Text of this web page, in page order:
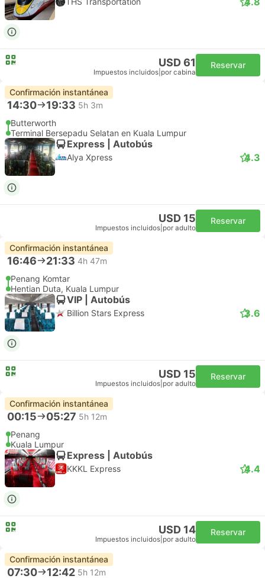
USD 61
Impuestos incluidos por cabina
Reservar
Confirmación instantánea
14:30 19:33 5h 3m
Butterworth
Terminal Bersepadu Selatan en Kuala Lumpur
Express | Autobús
Alya Xpress 4.3
USD 15
Impuestos incluidos por adulto
Reservar
Confirmación instantánea
16:46 21:33 4h 47m
Penang Komtar
Hentian Duta, Kuala Lumpur
VIP | Autobús
Billion Stars Express 3.6
USD 15
Impuestos incluidos por adulto
Reservar
Confirmación instantánea
00:15 05:27 5h 12m
Penang
Kuala Lumpur
Express | Autobús
KKKL Express 4.4
USD 14
Impuestos incluidos por adulto
Reservar
Confirmación instantánea
07:30 12:42 5h 12m